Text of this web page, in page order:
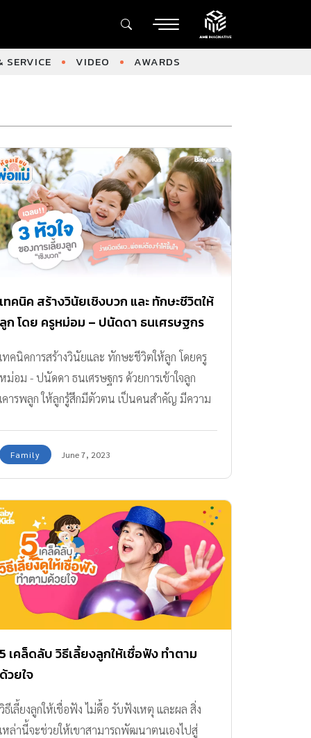
SERVICE VIDEO AWARDS
เทคนิค สร้างวินัยเชิงบวก และ ทักษะชีวิตให้
ลูก โดย ครูหม่อม – ปนัดดา ธนเศรษฐกร
เทคนิคการสร้างวินัยและ ทักษะชีวิตให้ลูก โดยครู
หม่อม - ปนัดดา ธนเศรษฐกร ด้วยการเข้าใจลูก
เคารพลูก ให้ลูกรู้สึกมีตัวตน เป็นคนสำคัญ มีความ
Family June 7, 2023
5 เคล็ดลับ วิธีเลี้ยงลูกให้เชื่อฟัง ทำตาม
ด้วยใจ
วิธีเลี้ยงลูกให้เชื่อฟัง ไม่ดื้อ รับฟังเหตุ และผล สิ่ง
เหล่านี้จะช่วยให้เขาสามารถพัฒนาตนเองไปสู่